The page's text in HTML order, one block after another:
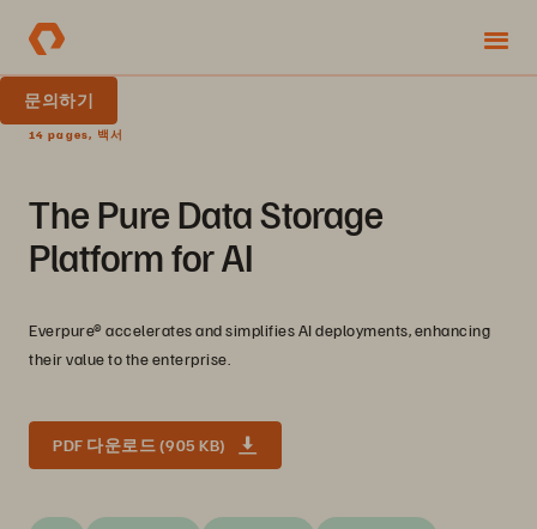
문의하기
14 pages, 백서
The Pure Data Storage
Platform for AI
Everpure® accelerates and simplifies AI deployments, enhancing
their value to the enterprise.
PDF 다운로드 (905 KB)